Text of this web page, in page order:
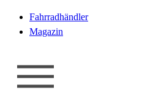
Fahrradhändler
Magazin